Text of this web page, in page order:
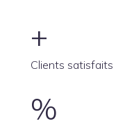
+
Clients satisfaits
%